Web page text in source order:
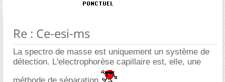
Re : Ce-esi-ms
La spectro de masse est uniquement un système de
détection. L'electrophorèse capillaire est, elle, une